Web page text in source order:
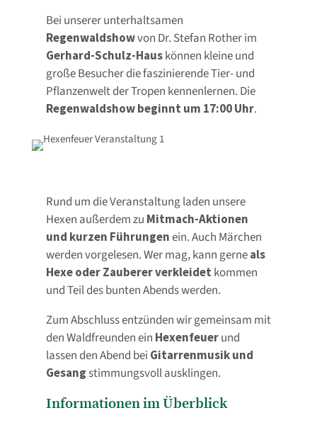
Bei unserer unterhaltsamen
Regenwaldshowvon Dr. Stefan Rother im
Gerhard-Schulz-Hauskönnen kleine und
große Besucher die faszinierende Tier- und
Pflanzenwelt der Tropen kennenlernen. Die
Regenwaldshow beginnt um 17:00 Uhr.
Rund um die Veranstaltung laden unsere
Hexen außerdem zu Mitmach-Aktionen
und kurzen Führungenein. Auch Märchen
werden vorgelesen. Wer mag, kann gerneals
Hexe oder Zauberer verkleidet kommen
und Teil des bunten Abends werden.
Zum Abschluss entzünden wir gemeinsam mit
den Waldfreunden ein Hexenfeuerund
lassen den Abend bei Gitarrenmusik und
Gesangstimmungsvoll ausklingen.
Informationen im Überblick